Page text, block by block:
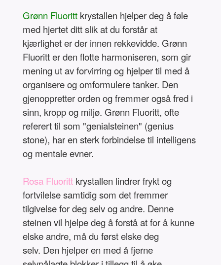
Grønn Fluoritt krystallen hjelper deg å føle
med hjertet ditt slik at du forstår at
kjærlighet er der innen rekkevidde. Grønn
Fluoritt er den flotte harmoniseren, som gir
mening ut av forvirring og hjelper til med å
organisere og omformulere tanker. Den
gjenoppretter orden og fremmer også fred i
sinn, kropp og miljø. Grønn Fluoritt, ofte
referert til som "genialsteinen" (genius
stone), har en sterk forbindelse til intelligens
og mentale evner.
Rosa Fluoritt krystallen lindrer frykt og
fortvilelse samtidig som det fremmer
tilgivelse for deg selv og andre. Denne
steinen vil hjelpe deg å forstå at for å kunne
elske andre, må du først elske deg
selv. Den hjelper en med å fjerne